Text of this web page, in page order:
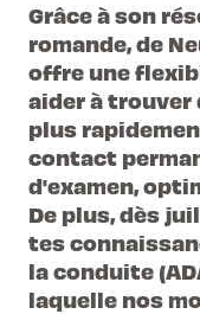
Grâce à son
romande, de
offre une
aider à trouver
plus
contact
d'examen,
De plus, dès
tes
la conduite
laquelle nos